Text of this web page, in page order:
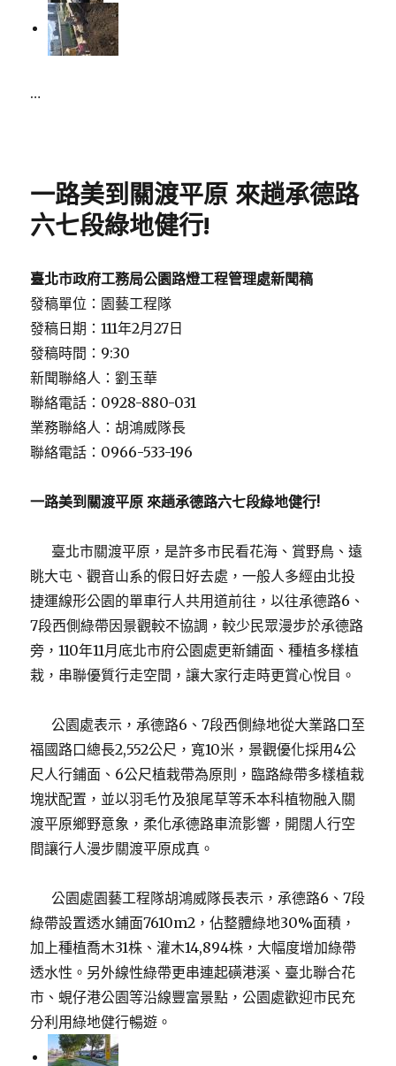
…
一路美到關渡平原 來趟承德路
六七段綠地健行!
臺北市政府工務局公園路燈工程管理處新聞稿
發稿單位：園藝工程隊
發稿日期：111年2月27日
發稿時間：9:30
新聞聯絡人：劉玉華
聯絡電話：0928-880-031
業務聯絡人：胡鴻威隊長
聯絡電話：0966-533-196
一路美到關渡平原 來趟承德路六七段綠地健行!
臺北市關渡平原，是許多市民看花海、賞野鳥、遠
眺大屯、觀音山系的假日好去處，一般人多經由北投
捷運線形公園的單車行人共用道前往，以往承德路6、
7段西側綠帶因景觀較不協調，較少民眾漫步於承德路
旁，110年11月底北市府公園處更新鋪面、種植多樣植
栽，串聯優質行走空間，讓大家行走時更賞心悅目。
公園處表示，承德路6、7段西側綠地從大業路口至
福國路口總長2,552公尺，寬10米，景觀優化採用4公
尺人行鋪面、6公尺植栽帶為原則，臨路綠帶多樣植栽
塊狀配置，並以羽毛竹及狼尾草等禾本科植物融入關
渡平原鄉野意象，柔化承德路車流影響，開闊人行空
間讓行人漫步關渡平原成真。
公園處園藝工程隊胡鴻威隊長表示，承德路6、7段
綠帶設置透水鋪面7610m2，佔整體綠地30%面積，
加上種植喬木31株、灌木14,894株，大幅度增加綠帶
透水性。另外線性綠帶更串連起磺港溪、臺北聯合花
市、蜆仔港公園等沿線豐富景點，公園處歡迎市民充
分利用綠地健行暢遊。